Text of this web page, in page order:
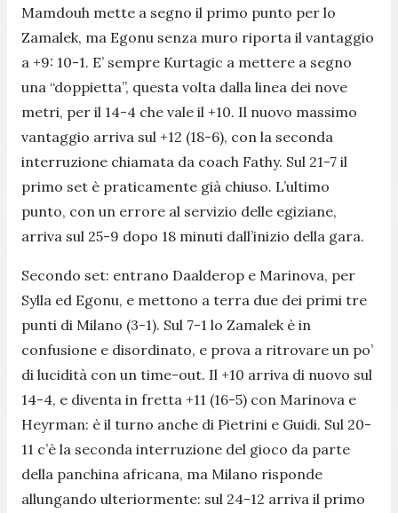
Mamdouh mette a segno il primo punto per lo
Zamalek, ma Egonu senza muro riporta il vantaggio
a +9: 10-1. E’ sempre Kurtagic a mettere a segno
una “doppietta”, questa volta dalla linea dei nove
metri, per il 14-4 che vale il +10. Il nuovo massimo
vantaggio arriva sul +12 (18-6), con la seconda
interruzione chiamata da coach Fathy. Sul 21-7 il
primo set è praticamente già chiuso. L’ultimo
punto, con un errore al servizio delle egiziane,
arriva sul 25-9 dopo 18 minuti dall’inizio della gara.
Secondo set: entrano Daalderop e Marinova, per
Sylla ed Egonu, e mettono a terra due dei primi tre
punti di Milano (3-1). Sul 7-1 lo Zamalek è in
confusione e disordinato, e prova a ritrovare un po’
di lucidità con un time-out. Il +10 arriva di nuovo sul
14-4, e diventa in fretta +11 (16-5) con Marinova e
Heyrman: è il turno anche di Pietrini e Guidi. Sul 20-
11 c’è la seconda interruzione del gioco da parte
della panchina africana, ma Milano risponde
allungando ulteriormente: sul 24-12 arriva il primo